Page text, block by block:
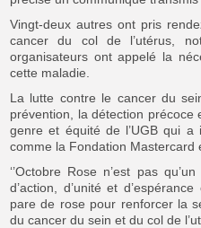
Vingt-deux autres ont pris
cancer du col de l’utérus,
organisateurs ont appelé la
cette maladie.
La lutte contre le cancer du
prévention, la détection précoce
genre et équité de l’UGB qui a
comme la Fondation Mastercard
‘’Octobre Rose n’est pas
d’action, d’unité et
pare de rose pour renforcer la
du cancer du sein et du col de